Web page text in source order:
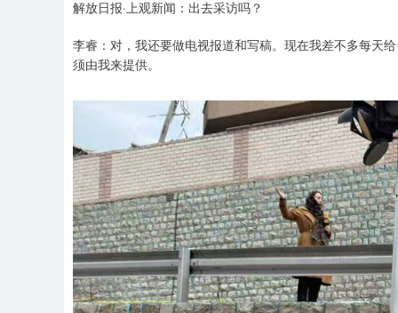
解放日报·上观新闻：出去采访吗？
李睿：对，我还要做电视报道和写稿。现在我差不多每天
须由我来提供。